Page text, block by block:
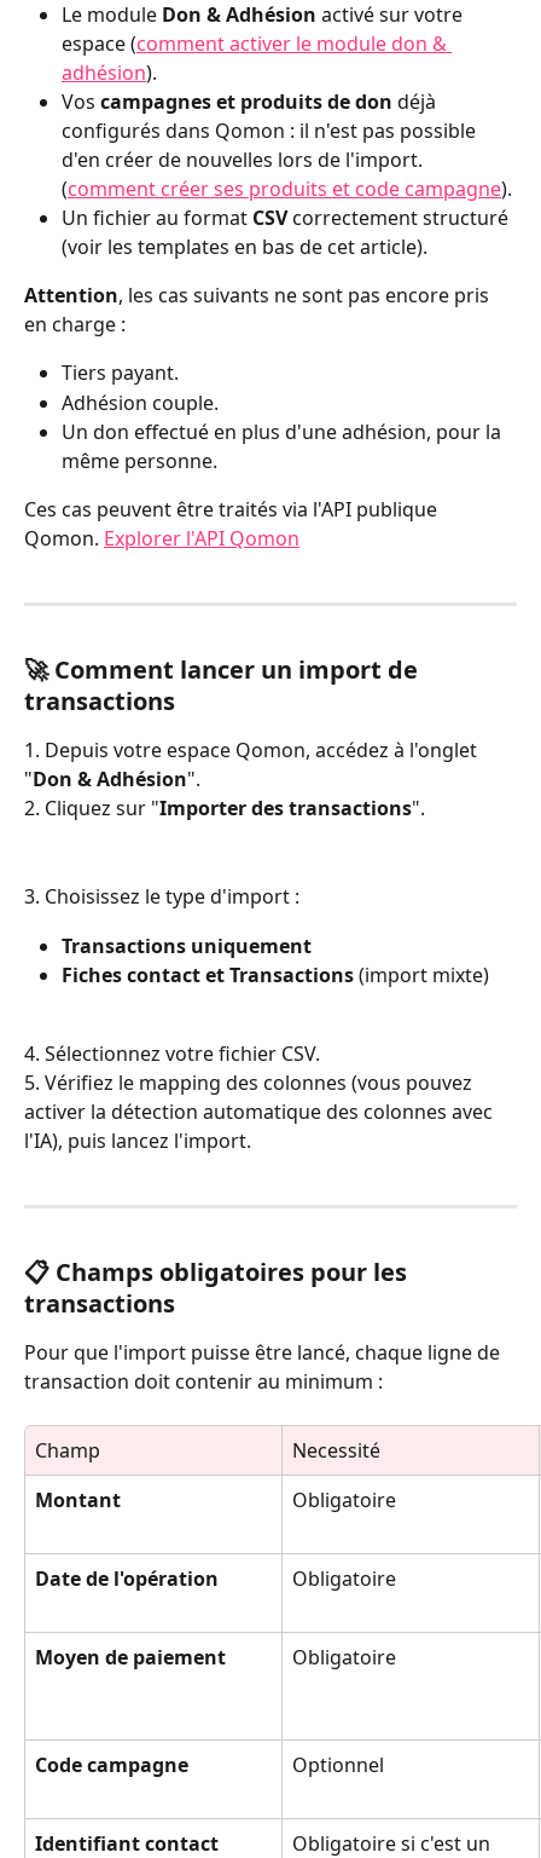
Le module Don & Adhésion activé sur votre
espace (comment activer le module don &
adhésion).
Vos campagnes et produits de don déjà
configurés dans Qomon : il n'est pas possible
d'en créer de nouvelles lors de l'import.
(comment créer ses produits et code campagne).
Un fichier au format CSV correctement structuré
(voir les templates en bas de cet article).
Attention, les cas suivants ne sont pas encore pris
en charge :
Tiers payant.
Adhésion couple.
Un don effectué en plus d'une adhésion, pour la
même personne.
Ces cas peuvent être traités via l'API publique
Qomon. Explorer l'API Qomon
🚀 Comment lancer un import de
transactions
1. Depuis votre espace Qomon, accédez à l'onglet
"Don & Adhésion".
2. Cliquez sur "Importer des transactions".
3. Choisissez le type d'import :
Transactions uniquement
Fiches contact et Transactions (import mixte)
4. Sélectionnez votre fichier CSV.
5. Vérifiez le mapping des colonnes (vous pouvez
activer la détection automatique des colonnes avec
l'IA), puis lancez l'import.
📋 Champs obligatoires pour les
transactions
Pour que l'import puisse être lancé, chaque ligne de
transaction doit contenir au minimum :
Champ
Necessité
Montant
Obligatoire
Date de l'opération Obligatoire
Moyen de paiement Obligatoire
Code campagne Optionnel
Identifiant contact Obligatoire si c'est un